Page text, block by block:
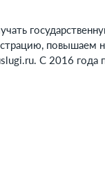
повышаем
С 2016